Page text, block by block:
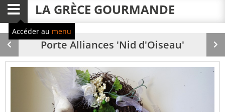
Menu LA GRÈCE GOURMANDE
Accéder au menu
Produit
précédent
Porte Alliances 'Nid d'Oiseau'